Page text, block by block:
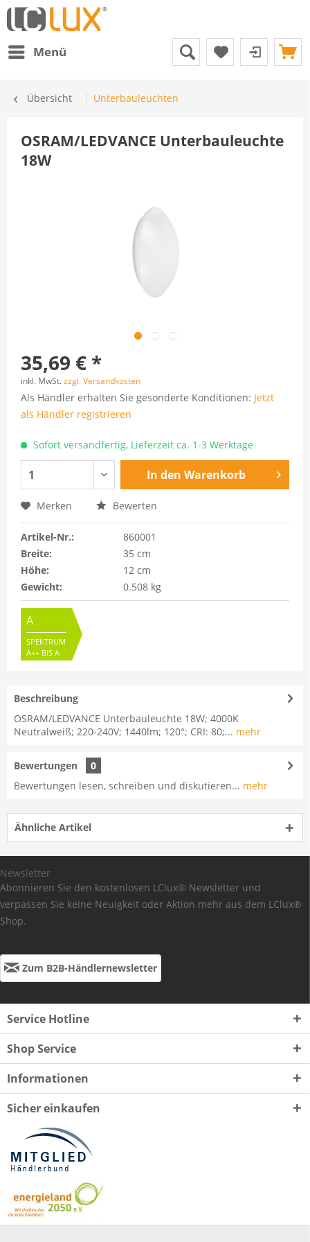
Menü
Übersicht Unterbauleuchten
OSRAM/LEDVANCE Unterbauleuchte
18W
35,69 € *
inkl. MwSt.zzgl. Versandkosten
Als Händler erhalten Sie gesonderte Konditionen: Jetzt
als Händler registrieren
Sofort versandfertig, Lieferzeit ca. 1-3 Werktage
In den Warenkorb
Merken Bewerten
Artikel-Nr.:
860001
Breite:
35 cm
Höhe:
12 cm
Gewicht:
0.508 kg
A
SPEKTRUM
A++ BIS A
Beschreibung
OSRAM/LEDVANCE Unterbauleuchte 18W; 4000K
Neutralweiß; 220-240V; 1440lm; 120°; CRI: 80;... mehr
Bewertungen
0
Bewertungen lesen, schreiben und diskutieren... mehr
Ähnliche Artikel
Newsletter
Abonnieren Sie den kostenlosen LClux® Newsletter und
verpassen Sie keine Neuigkeit oder Aktion mehr aus dem LClux®
Shop.
Zum B2B-Händlernewsletter
Service Hotline
Shop Service
Informationen
Sicher einkaufen